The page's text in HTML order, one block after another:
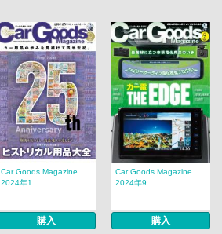
Car Goods Magazine
2024年1...
購入
Car Goods Magazine
2024年9...
購入